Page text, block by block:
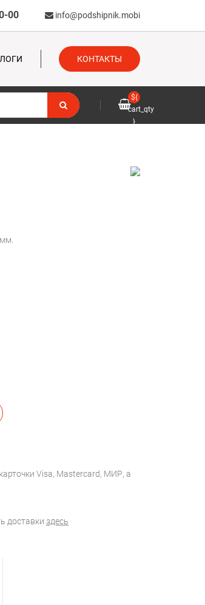
00 info@podshipnik.mobi
КОНТАКТЫ
${
cart_qty
}
Visa, Mastercard, МИР, а
доставки здесь